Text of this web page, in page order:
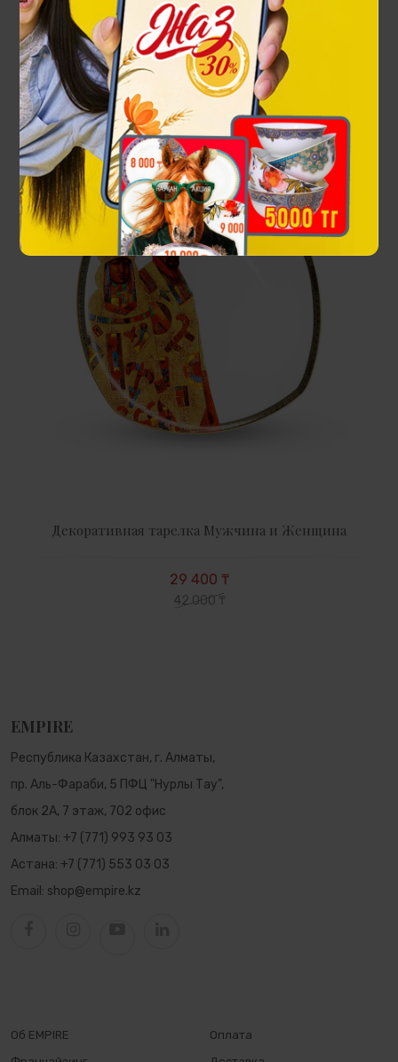
25 900 ₸
37 000 ₸
Декоративная тарелка Мужчина и Женщина
29 400 ₸
42 000 ₸
EMPIRE
Республика Казахстан, г. Алматы,
пр. Аль-Фараби, 5 ПФЦ "Нурлы Тау",
блок 2А, 7 этаж, 702 офис
Алматы: +7 (771) 993 93 03
Астана: +7 (771) 553 03 03
Email: shop@empire.kz
Об EMPIRE
Оплата